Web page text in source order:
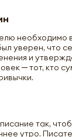
необходимо
уверен, что
и
─ тот, кто
так,
утро.